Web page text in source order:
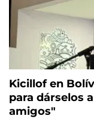
Kicillof en
para dárselos
amigos"